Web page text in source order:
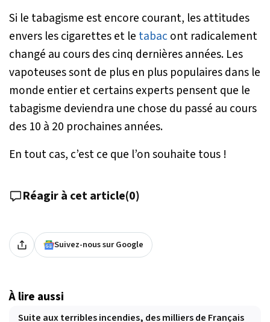
Si le tabagisme est encore courant, les attitudes
envers les cigarettes et le tabacont radicalement
changé au cours des cinq dernières années. Les
vapoteuses sont de plus en plus populaires dans le
monde entier et certains experts pensent que le
tabagisme deviendra une chose du passé au cours
des 10 à 20 prochaines années.
En tout cas, c’est ce que l’on souhaite tous !
Réagir à cet article(0)
Suivez-nous sur Google
À lire aussi
Suite aux terribles incendies, des milliers de Français